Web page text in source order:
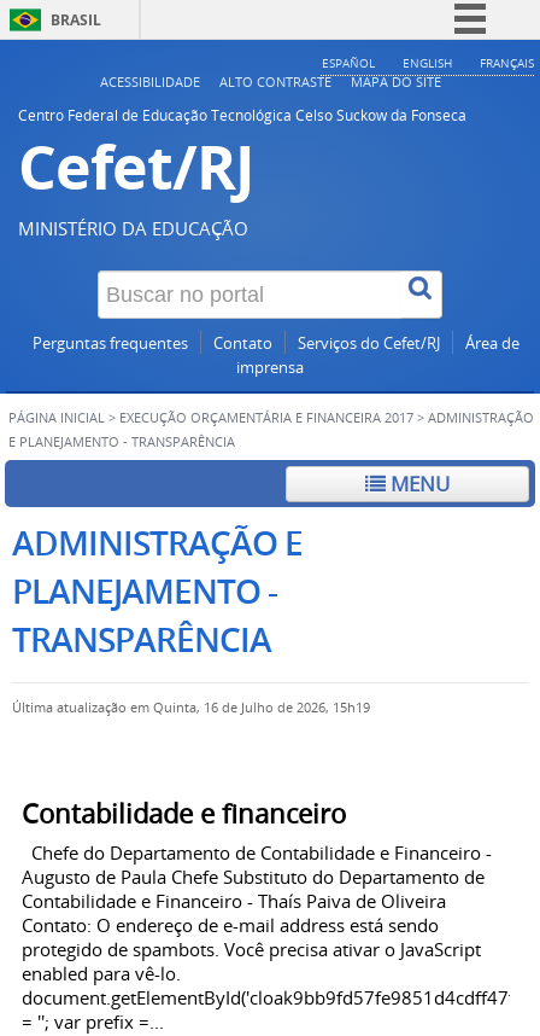
BRASIL
Simplifique!
ESPAÑOL ENGLISH FRANÇAIS
ACESSIBILIDADE ALTO CONTRASTE
MAPA DO SITE
Centro Federal de Educação Tecnológica Celso Suckow da Fonseca
Cefet/RJ
MINISTÉRIO DA EDUCAÇÃO
Perguntas frequentes Contato Serviços do Cefet/RJ
Área de
imprensa
PÁGINA INICIAL > EXECUÇÃO ORÇAMENTÁRIA E FINANCEIRA 2017 > ADMINISTRAÇÃO
E PLANEJAMENTO - TRANSPARÊNCIA
MENU
ADMINISTRAÇÃO E
PLANEJAMENTO -
TRANSPARÊNCIA
Última atualização em Quinta, 16 de Julho de 2026, 15h19
Contabilidade e financeiro
Chefe do Departamento de Contabilidade e Financeiro -
Augusto de Paula Chefe Substituto do Departamento de
Contabilidade e Financeiro - Thaís Paiva de Oliveira
Contato: O endereço de e-mail address está sendo
protegido de spambots. Você precisa ativar o JavaScript
enabled para vê-lo.
= ''; var prefix =...